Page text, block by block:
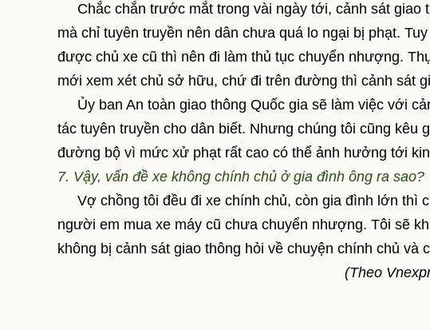
Chắc chắn trước mắt trong vài ngày tới, cảnh sát giao
mà chỉ tuyên truyền nên dân chưa quá lo ngại bị phạt.
được chủ xe cũ thì nên đi làm thủ tục chuyển nhượng.
mới xem xét chủ sở hữu, chứ đi trên đường thì cảnh sát
Ủy ban An toàn giao thông Quốc gia sẽ làm việc với
tác tuyên truyền cho dân biết. Nhưng chúng tôi cũng kêu
đường bộ vì mức xử phạt rất cao có thể ảnh hưởng tới
7. Vậy, vấn đề xe không chính chủ ở gia đình ông ra sao?
Vợ chồng tôi đều đi xe chính chủ, còn gia đình lớn thì
người em mua xe máy cũ chưa chuyển nhượng. Tôi sẽ
không bị cảnh sát giao thông hỏi về chuyện chính chủ và
(Theo